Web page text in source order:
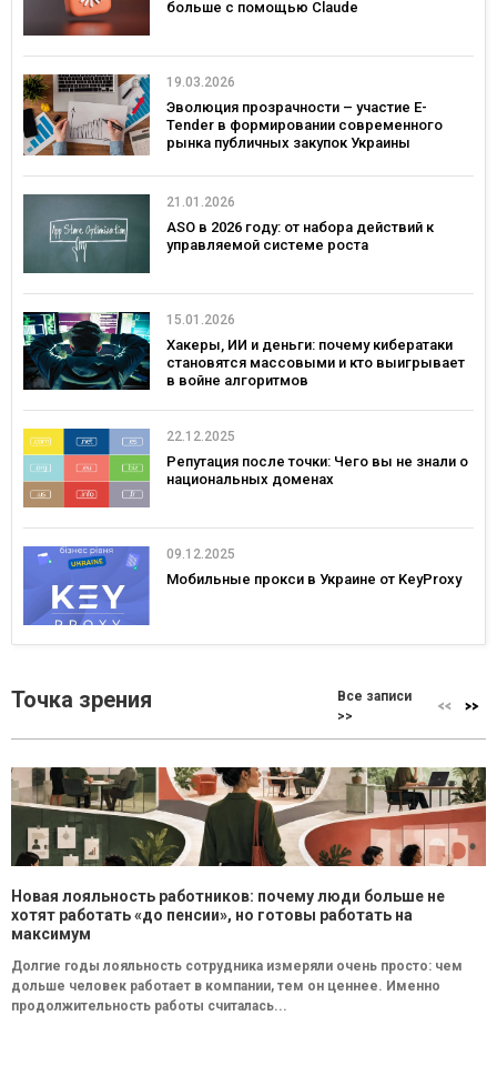
больше с помощью Claude
19.03.2026
Эволюция прозрачности – участие E-
Tender в формировании современного
рынка публичных закупок Украины
21.01.2026
ASO в 2026 году: от набора действий к
управляемой системе роста
15.01.2026
Хакеры, ИИ и деньги: почему кибератаки
становятся массовыми и кто выигрывает
в войне алгоритмов
22.12.2025
Репутация после точки: Чего вы не знали о
национальных доменах
09.12.2025
Мобильные прокси в Украине от KeyProxy
Точка зрения
Все записи
>>
Новая лояльность работников: почему люди больше не
хотят работать «до пенсии», но готовы работать на
максимум
Долгие годы лояльность сотрудника измеряли очень просто: чем
дольше человек работает в компании, тем он ценнее. Именно
продолжительность работы считалась...